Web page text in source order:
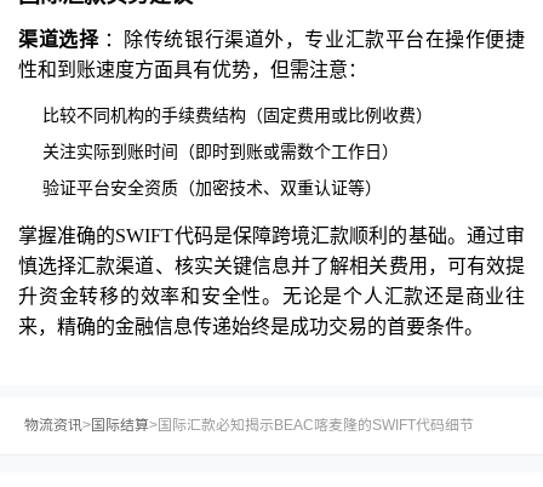
渠道选择 ：除传统银行渠道外，专业汇款平台在操作便捷
性和到账速度方面具有优势，但需注意：
比较不同机构的手续费结构（固定费用或比例收费）
关注实际到账时间（即时到账或需数个工作日）
验证平台安全资质（加密技术、双重认证等）
掌握准确的SWIFT代码是保障跨境汇款顺利的基础。通过审
慎选择汇款渠道、核实关键信息并了解相关费用，可有效提
升资金转移的效率和安全性。无论是个人汇款还是商业往
来，精确的金融信息传递始终是成功交易的首要条件。
物流资讯>国际结算>国际汇款必知揭示BEAC喀麦隆的SWIFT代码细节